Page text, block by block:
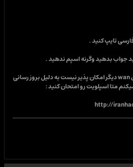
3. نفوذ با تنها با dos در شبکه های wan دیگر امکان پذیر نیست به دلیل بروز رسانی
متا اسپلویت رو امتحان کنید :
http://